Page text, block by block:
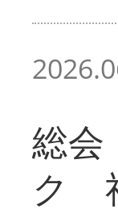
総
ク